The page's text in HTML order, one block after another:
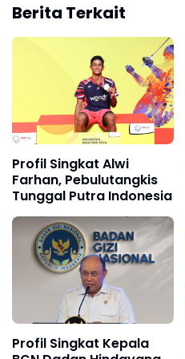
Berita Terkait
Profil Singkat Alwi
Farhan, Pebulutangkis
Tunggal Putra Indonesia
Profil Singkat Kepala